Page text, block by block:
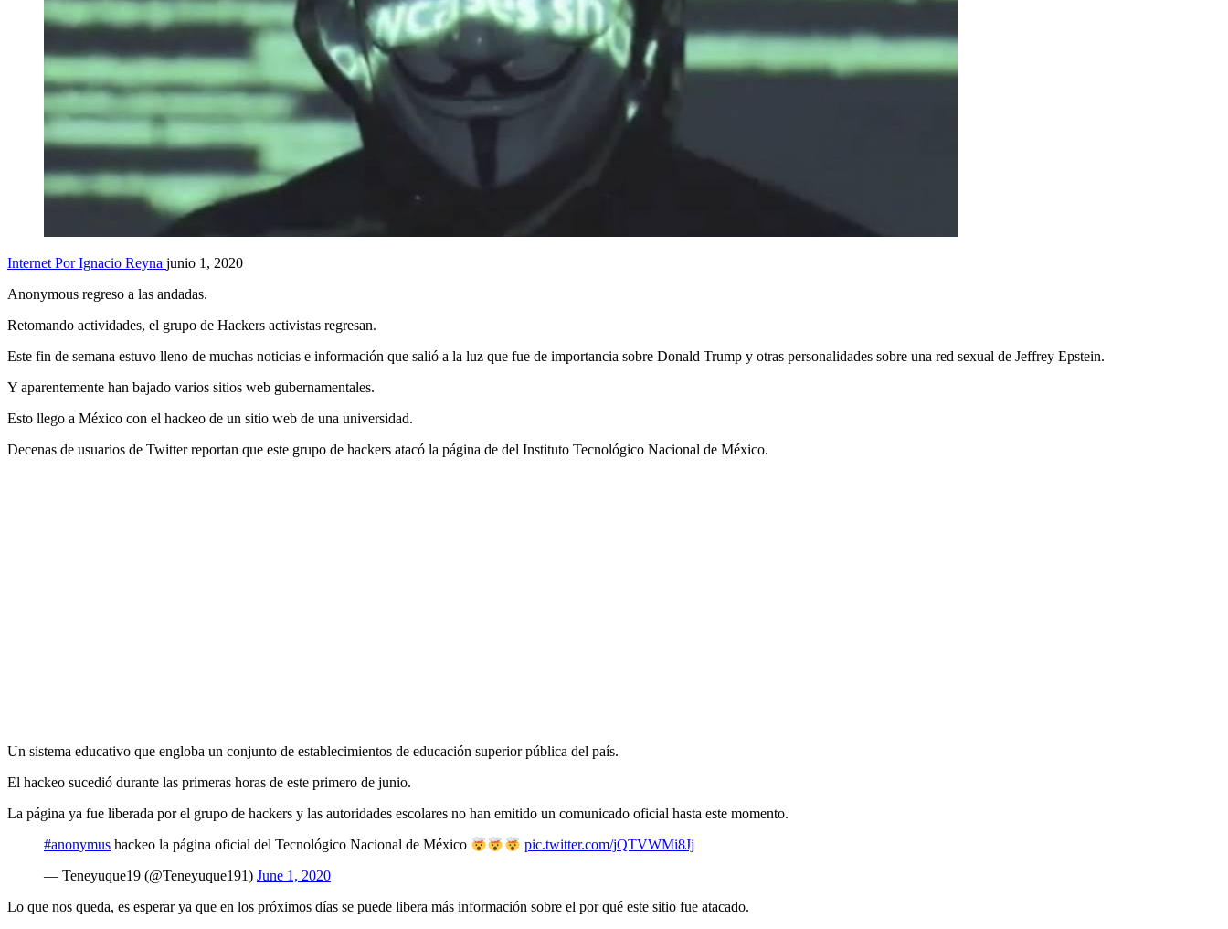
Internet Por Ignacio Reyna junio 1, 2020
Anonymous regreso a las andadas.
Retomando actividades, el grupo de Hackers activistas regresan.
Este fin de semana estuvo lleno de muchas noticias e información que salió a la luz que fue de importancia sobre Donald Trump y otras personalidades sobre una red sexual de Jeffrey Epstein.
Y aparentemente han bajado varios sitios web gubernamentales.
Esto llego a México con el hackeo de un sitio web de una universidad.
Decenas de usuarios de Twitter reportan que este grupo de hackers atacó la página de del Instituto Tecnológico Nacional de México.
Un sistema educativo que engloba un conjunto de establecimientos de educación superior pública del país.
El hackeo sucedió durante las primeras horas de este primero de junio.
La página ya fue liberada por el grupo de hackers y las autoridades escolares no han emitido un comunicado oficial hasta este momento.
#anonymus hackeo la página oficial del Tecnológico Nacional de México
pic.twitter.com/jQTVWMi8Jj
— Teneyuque19 (@Teneyuque191) June 1, 2020
Lo que nos queda, es esperar ya que en los próximos días se puede libera más información sobre el por qué este sitio fue atacado.